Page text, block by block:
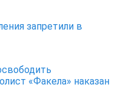
запретили в
«Факела» наказан